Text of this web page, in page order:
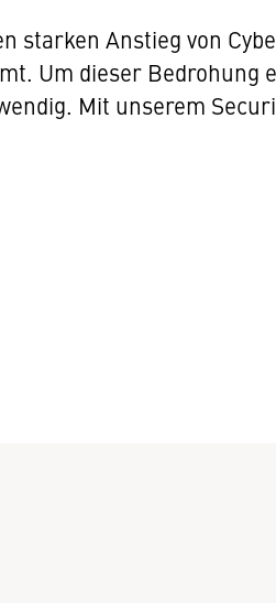
starken Anstieg von
Um dieser Bedrohung
Mit unserem